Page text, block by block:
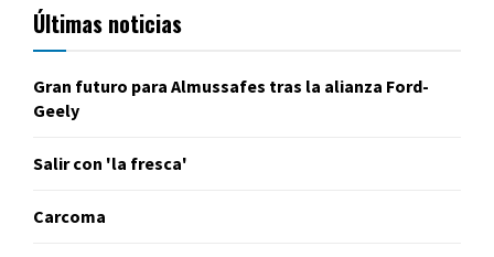
Últimas noticias
Gran futuro para Almussafes tras la alianza Ford-
Geely
Salir con 'la fresca'
Carcoma